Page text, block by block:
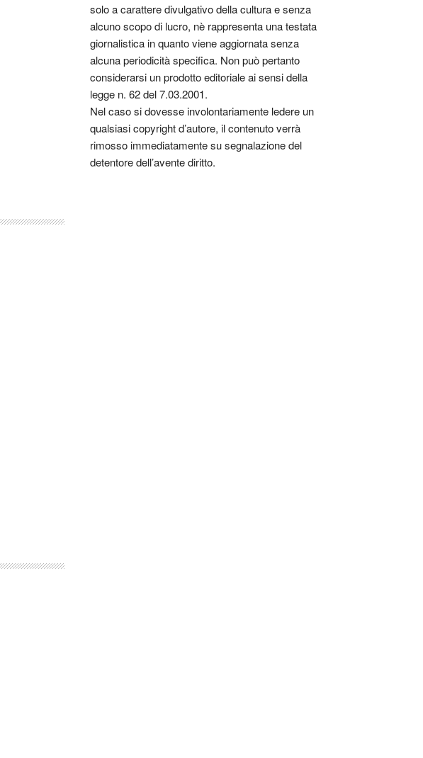
solo a carattere divulgativo della cultura e senza
alcuno scopo di lucro, nè rappresenta una testata
giornalistica in quanto viene aggiornata senza
alcuna periodicità specifica. Non può pertanto
considerarsi un prodotto editoriale ai sensi della
legge n. 62 del 7.03.2001.
Nel caso si dovesse involontariamente ledere un
qualsiasi copyright d’autore, il contenuto verrà
rimosso immediatamente su segnalazione del
detentore dell’avente diritto.